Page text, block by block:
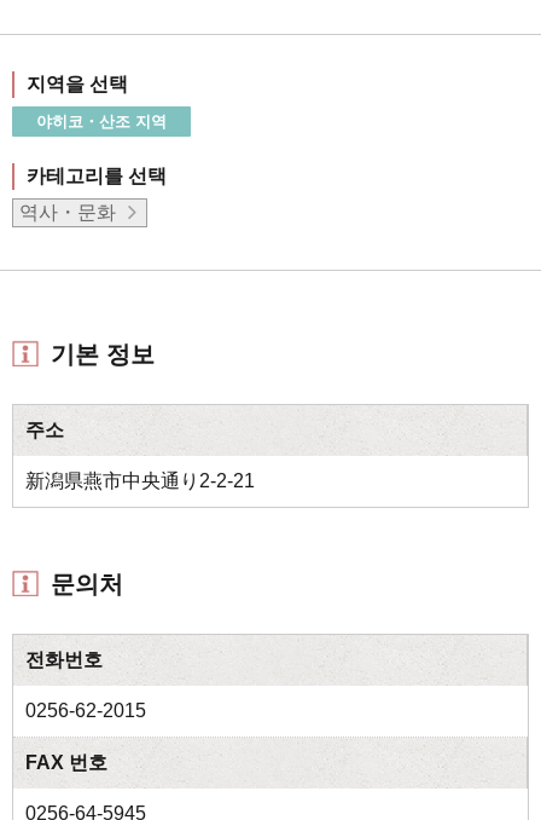
지역을 선택
야히코・산조 지역
카테고리를 선택
역사・문화
기본 정보
주소
新潟県燕市中央通り2-2-21
문의처
전화번호
0256-62-2015
FAX 번호
0256-64-5945